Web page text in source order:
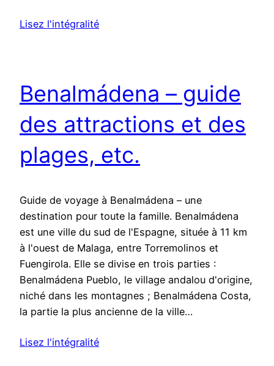
Lisez l'intégralité
Benalmádena – guide
des attractions et des
plages, etc.
Guide de voyage à Benalmádena – une
destination pour toute la famille. Benalmádena
est une ville du sud de l'Espagne, située à 11 km
à l'ouest de Malaga, entre Torremolinos et
Fuengirola. Elle se divise en trois parties :
Benalmádena Pueblo, le village andalou d'origine,
niché dans les montagnes ; Benalmádena Costa,
la partie la plus ancienne de la ville…
Lisez l'intégralité